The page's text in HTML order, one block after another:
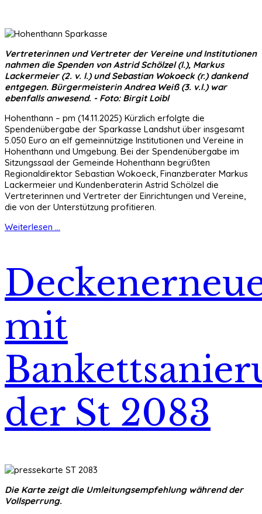
Vertreterinnen und Vertreter der Vereine und Institutionen
nahmen die Spenden von Astrid Schölzel (l.), Markus
Lackermeier (2. v. l.) und Sebastian Wokoeck (r.) dankend
entgegen. Bürgermeisterin Andrea Weiß (3. v.l.) war
ebenfalls anwesend. - Foto: Birgit Loibl
Hohenthann – pm (14.11.2025) Kürzlich erfolgte die
Spendenübergabe der Sparkasse Landshut über insgesamt
5.050 Euro an elf gemeinnützige Institutionen und Vereine in
Hohenthann und Umgebung. Bei der Spendenübergabe im
Sitzungssaal der Gemeinde Hohenthann begrüßten
Regionaldirektor Sebastian Wokoeck, Finanzberater Markus
Lackermeier und Kundenberaterin Astrid Schölzel die
Vertreterinnen und Vertreter der Einrichtungen und Vereine,
die von der Unterstützung profitieren.
Weiterlesen ...
mit
der St 2083
Die Karte zeigt die Umleitungsempfehlung während der
Vollsperrung.